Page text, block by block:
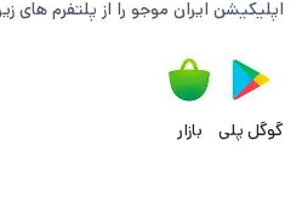
اپلیکیشن ایران موجو را از پلتفرم های
گوگل پلی بازار